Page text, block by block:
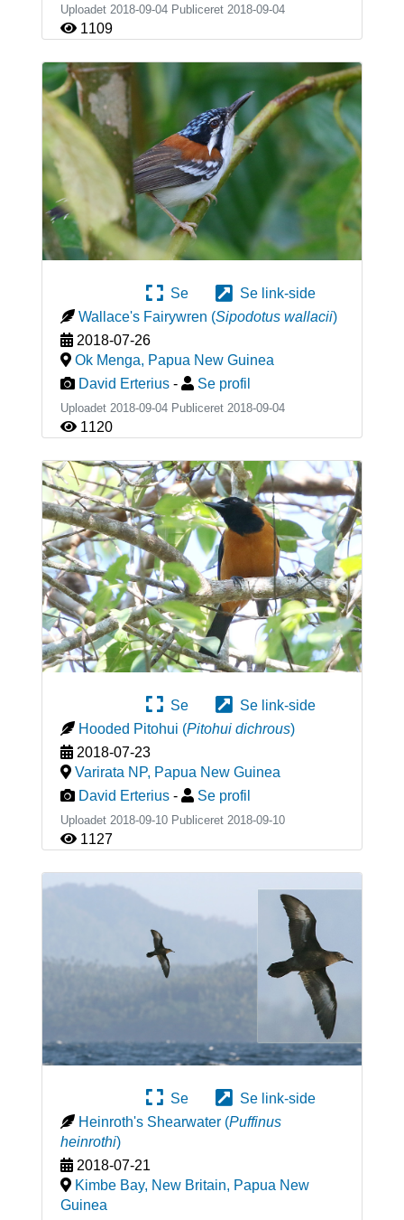
Uploadet 2018-09-04 Publiceret 2018-09-04
1109
Se
Se link-side
Wallace's Fairywren (Sipodotus wallacii)
2018-07-26
Ok Menga, Papua New Guinea
David Erterius - Se profil
Uploadet 2018-09-04 Publiceret 2018-09-04
1120
Se
Se link-side
Hooded Pitohui (Pitohui dichrous)
2018-07-23
Varirata NP, Papua New Guinea
David Erterius - Se profil
Uploadet 2018-09-10 Publiceret 2018-09-10
1127
Se
Se link-side
Heinroth's Shearwater (Puffinus
heinrothi)
2018-07-21
Kimbe Bay, New Britain, Papua New
Guinea